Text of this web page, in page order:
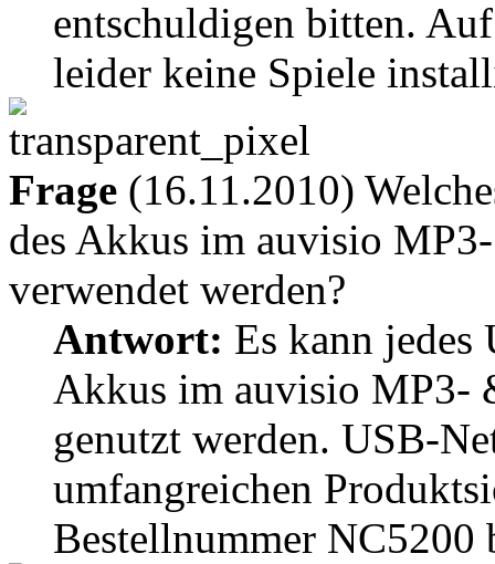
entschuldigen bitten.
leider keine Spiele
Frage (16.11.2010)
des Akkus im auvisio
verwendet werden?
Antwort: Es kann
Akkus im auvisio MP3-
genutzt werden. USB-
umfangreichen
Bestellnummer NC5200